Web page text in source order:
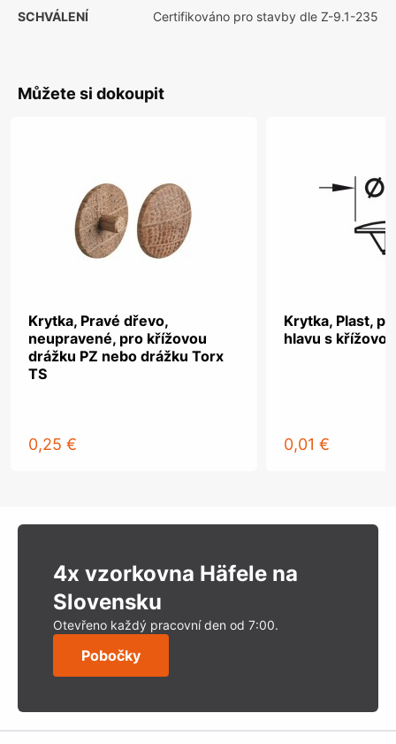
SCHVÁLENÍ Certifikováno pro stavby dle Z-9.1-235
Můžete si dokoupit
Krytka, Pravé dřevo,
neupravené, pro křížovou
drážku PZ nebo drážku Torx
TS
0,25 €
Krytka, Plast,
hlavu s
0,01 €
4x vzorkovna Häfele na
Slovensku
Otevřeno každý pracovní den od 7:00.
Pobočky